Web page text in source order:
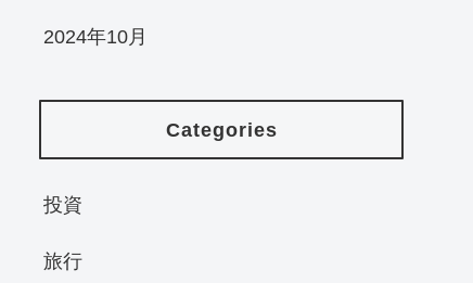
2024年10月
Categories
投資
旅行